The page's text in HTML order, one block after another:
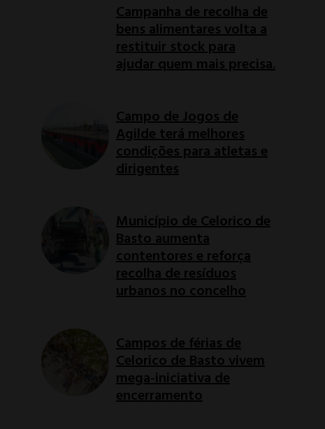
Campanha de recolha de
bens alimentares volta a
restituir stock para
ajudar quem mais precisa.
Campo de Jogos de
Agilde terá melhores
condições para atletas e
dirigentes
Município de Celorico de
Basto aumenta
contentores e reforça
recolha de resíduos
urbanos no concelho
Campos de férias de
Celorico de Basto vivem
mega-iniciativa de
encerramento